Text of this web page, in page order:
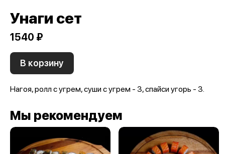
Унаги сет
1540 ₽
В корзину
Нагоя, ролл с угрем, суши с угрем - 3, спайси угорь - 3.
Мы рекомендуем